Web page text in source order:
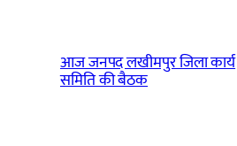
आज जनपद लखीमपुर जिला कार्य
समिति की बैठक